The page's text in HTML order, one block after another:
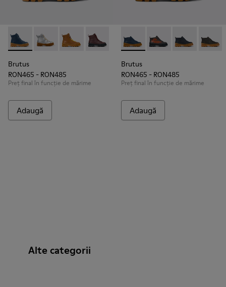
Brutus - K900179-021 - Blue
Brutus - K900179-035
Brutus - K900179-032
Brutus - K900179-031
Brutus - K900179-027
Brutus - K900179-026
Brutus -Brutus -
Brutus
RON465 - RON485
Preț final în funcție de mărime
Adaugă
Brutus - K900370-006 -
Brutus - K900370-
Brutus -
Brutus
RON465 - RON485
Preț final în funcție de mărime
Adaugă
Alte categorii